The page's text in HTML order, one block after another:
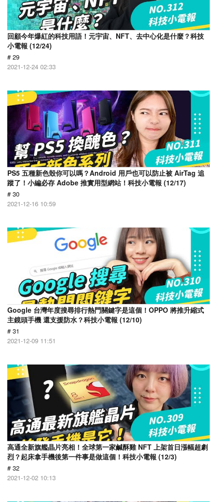
回顧今年爆紅的科技用語！元宇宙、NFT、去中心化是什麼？科技
小電報 (12/24)
# 29
2021-12-24 02:33
PS5 五種新色殼你可以嗎？Android 用戶也可以防止被 AirTag 追
蹤了！小編必存 Adobe 推實用型網站！科技小電報 (12/17)
# 30
2021-12-16 10:59
Google 台灣年度搜尋排行熱門關鍵字是這個！OPPO 將推升縮式
主鏡頭手機 還支援防水？科技小電報 (12/10)
# 31
2021-12-09 11:51
高通全新旗艦晶片亮相！全球第一家鹹酥雞 NFT 上架首日漲幅超劇
烈？起床拿手機後第一件事是做這個！科技小電報 (12/3)
# 32
2021-12-02 10:13